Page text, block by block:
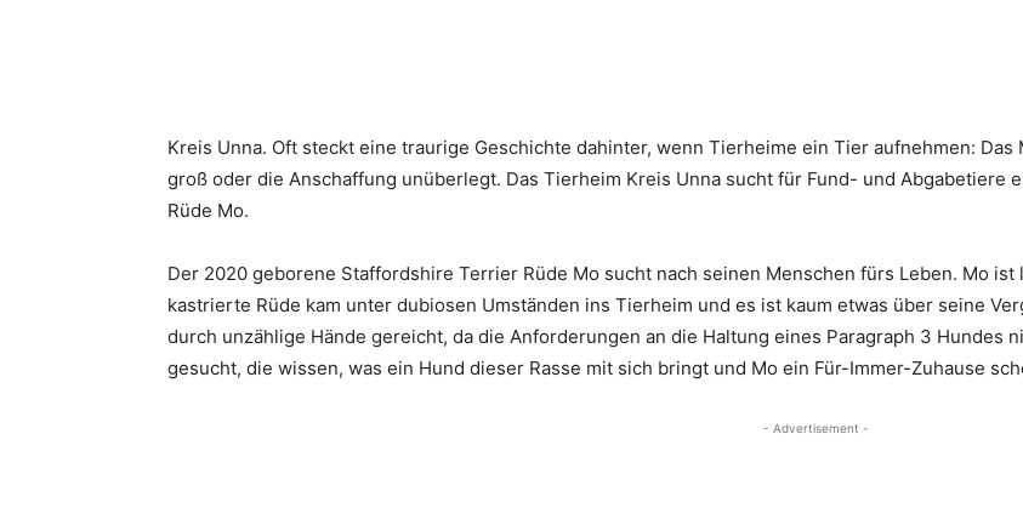
Kreis Unna. Oft steckt eine traurige Geschichte dahinter, wenn Tierheime ein Tier aufnehmen:
groß oder die Anschaffung unüberlegt. Das Tierheim Kreis Unna sucht für Fund- und Abgabetiere
Rüde Mo.
Der 2020 geborene Staffordshire Terrier Rüde Mo sucht nach seinen Menschen fürs Leben. Mo
kastrierte Rüde kam unter dubiosen Umständen ins Tierheim und es ist kaum etwas über seine
durch unzählige Hände gereicht, da die Anforderungen an die Haltung eines Paragraph 3 Hundes
gesucht, die wissen, was ein Hund dieser Rasse mit sich bringt und Mo ein Für-Immer-Zuhause
- Advertisement -